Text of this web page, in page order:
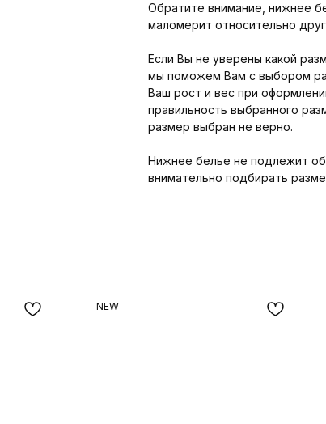
Обратите внимание, нижнее
маломерит относительно
Если Вы не уверены какой
мы поможем Вам с выбором
Ваш рост и вес при
правильность выбранного
размер выбран не верно.
Нижнее белье не подлежит
внимательно подбирать
NEW